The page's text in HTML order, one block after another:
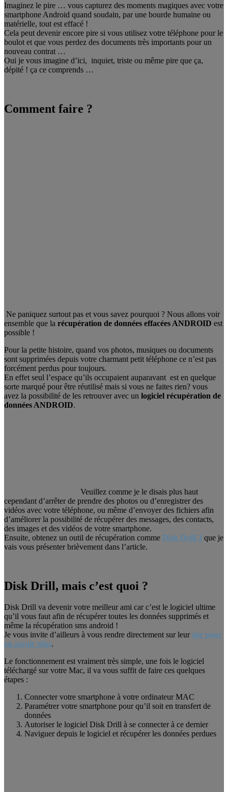
Imaginez le pire … vous capturez des moments magiques avec votre
smartphone Android quand soudain, par une bourde humaine ou
matérielle, tout est effacé !
Cela peut devenir encore pire si vous utilisez votre téléphone pour le
boulot et que vous perdez des documents très importants pour un
nouveau contrat …
Oui je vous imagine d’ici, inquiet, triste ou même pire que ça,
dépité ! ça ce comprends …
Comment faire ?
Ne paniquez surtout pas et vous savez pourquoi ? Nous allons voir
ensemble que la récupération de données effacées ANDROID est
possible !
Pour la petite histoire, quand vos photos, musiques ou documents
sont supprimées depuis votre charmant petit téléphone ce n’est pas
forcément perdus pour toujours.
En effet seul l’espace qu’ils occupaient auparavant est en quelque
sorte marqué pour être réutilisé mais si vous ne faites rien? vous
avez la possibilité de les retrouver avec un logiciel récupération de
données ANDROID.
Veuillez comme je le disais plus haut
cependant d’arrêter de prendre des photos ou d’enregistrer des
vidéos avec votre téléphone, ou même d’envoyer des fichiers afin
d’améliorer la possibilité de récupérer des messages, des contacts,
des images et des vidéos de votre smartphone.
Ensuite, obtenez un outil de récupération comme Disk Drill 3 que je
vais vous présenter brièvement dans l’article.
Disk Drill, mais c’est quoi ?
Disk Drill va devenir votre meilleur ami car c’est le logiciel ultime
qu’il vous faut afin de récupérer toutes les données supprimés et
même la récupération sms android !
Je vous invite d’ailleurs à vous rendre directement sur leur site pour
en savoir plus.
Le fonctionnement est vraiment très simple, une fois le logiciel
téléchargé sur votre Mac, il va vous suffit de faire ces quelques
étapes :
Connecter votre smartphone à votre ordinateur MAC
Paramétrer votre smartphone pour qu’il soit en transfert de
données
Autoriser le logiciel Disk Drill à se connecter à ce dernier
Naviguer depuis le logiciel et récupérer les données perdues